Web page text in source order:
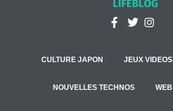
CULTURE JAPON JEUX VIDEOS
NOUVELLES TECHNOS WEB